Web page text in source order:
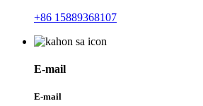
+86 15889368107
E-mail
E-mail